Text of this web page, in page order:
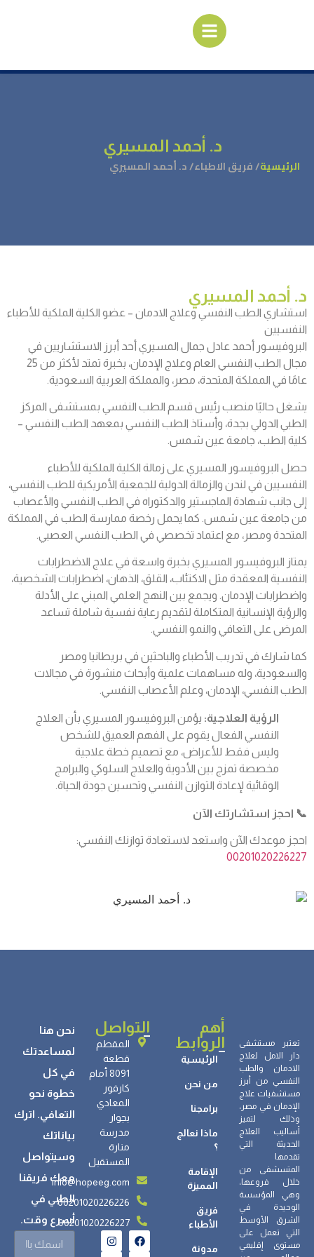
د. أحمد المسيري
الرئيسية/ فريق الاطباء/ د. أحمد المسيري
د. أحمد المسيري
استشاري الطب النفسي وعلاج الادمان – عضو الكلية الملكية للأطباء
النفسيين​
البروفيسور أحمد عادل جمال المسيري أحد أبرز الاستشاريين في
مجال الطب النفسي العام وعلاج الإدمان، بخبرة تمتد لأكثر من 25
عامًا في المملكة المتحدة، مصر، والمملكة العربية السعودية.
يشغل حاليًا منصب رئيس قسم الطب النفسي بمستشفى المركز
الطبي الدولي بجدة، وأستاذ الطب النفسي بمعهد الطب النفسي –
كلية الطب، جامعة عين شمس.
حصل البروفيسور المسيري على زمالة الكلية الملكية للأطباء
النفسيين في لندن والزمالة الدولية للجمعية الأمريكية للطب النفسي،
إلى جانب شهادة الماجستير والدكتوراه في الطب النفسي والأعصاب
من جامعة عين شمس. كما يحمل رخصة ممارسة الطب في المملكة
المتحدة ومصر، مع اعتماد تخصصي في الطب النفسي العصبي.
يمتاز البروفيسور المسيري بخبرة واسعة في علاج الاضطرابات
النفسية المعقدة مثل الاكتئاب، القلق، الذهان، اضطرابات الشخصية،
واضطرابات الإدمان. ويجمع بين النهج العلمي المبني على الأدلة
والرؤية الإنسانية المتكاملة لتقديم رعاية نفسية شاملة تساعد
المرضى على التعافي والنمو النفسي.
كما شارك في تدريب الأطباء والباحثين في بريطانيا ومصر
والسعودية، وله مساهمات علمية وأبحاث منشورة في مجالات
الطب النفسي، الإدمان، وعلم الأعصاب النفسي.
الرؤية العلاجية: يؤمن البروفيسور المسيري بأن العلاج
النفسي الفعال يقوم على الفهم العميق للشخص
وليس فقط للأعراض، مع تصميم خطة علاجية
مخصصة تمزج بين الأدوية والعلاج السلوكي والبرامج
الوقائية لإعادة التوازن النفسي وتحسين جودة الحياة.
📞 احجز استشارتك الآن
احجز موعدك الآن واستعد لاستعادة توازنك النفسي:
00201020226227
تعتبر مستشفى
دار الامل لعلاج
الادمان والطب
النفسي من أبرز
مستشفيات علاج
الإدمان في مصر،
وذلك لتميز
أساليب العلاج
الحديثة التي
تقدمها
المتسشفى من
خلال فروعها،
وهي المؤسسة
الوحيدة في
الشرق الأوسط
التي تعمل على
مستوى إقليمي
أهم
الروابط
الرئيسية
من نحن
برامجنا
ماذا نعالج
؟
الإقامة
المميزة
فريق
الأطباء
مدونة
التواصل
المقطم
قطعة
8091 أمام
كارفور
المعادي
بجوار
مدرسة
منارة
المستقبل
info@hopeeg.com
00201020226226
00201020226227
نحن هنا
لمساعدتك
في كل
خطوة نحو
التعافي. اترك
بياناتك
وسيتواصل
معك فريقنا
الطبي في
أسرع وقت.